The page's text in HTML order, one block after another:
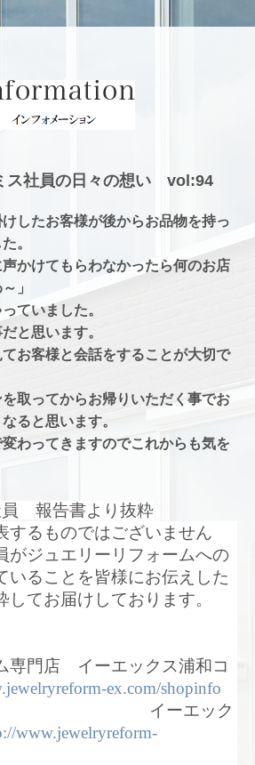
ス社員の日々の想い vol:94
したお客様が後からお品物を持っ
。
声かけてもらわなかったら何のお店
」
ていました。
と思います。
お客様と会話をすることが大切で
取ってからお帰りいただく事でお
ると思います。
わってきますのでこれからも気を
報告書より抜粋
るものではございません
がジュエリーリフォームへの
いることを皆様にお伝えした
してお届けしております。
専門店 イーエックス浦和コ
ex.com/shopinfo
エック
www.jewelryreform-